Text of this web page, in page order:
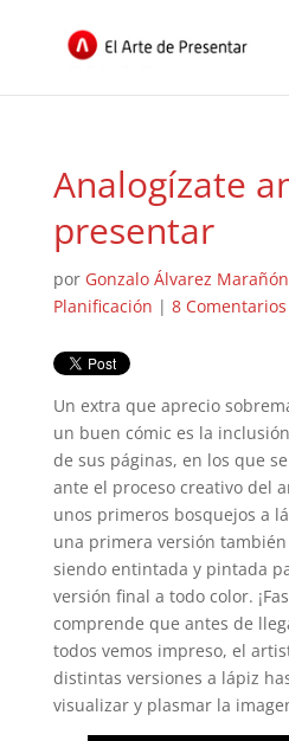
Analogízate
presentar
por Gonzalo Álvarez Marañón
Planificación | 8 Comentarios
Un extra que aprecio
un buen cómic es la
de sus páginas, en los que
ante el proceso creativo del
unos primeros bosquejos a
una primera versión
siendo entintada y pintada
versión final a todo color.
comprende que antes de
todos vemos impreso, el
distintas versiones a lápiz
visualizar y plasmar la